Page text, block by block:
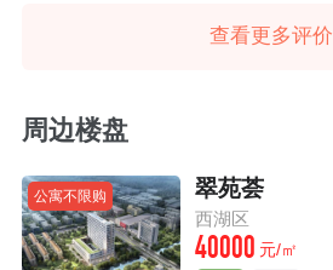
查看更多评价
周边楼盘
公寓不限购 翠苑荟
西湖区
40000 元/㎡